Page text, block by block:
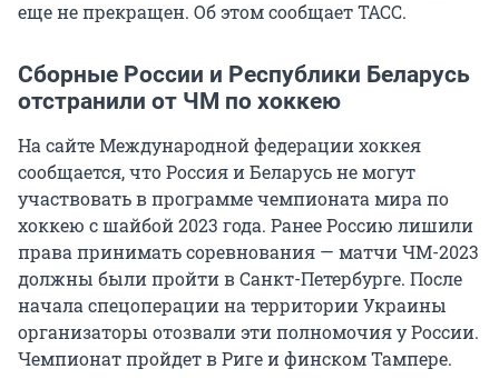
еще не прекращен. Об этом сообщает ТАСС.
Сборные России и Республики Беларусь
отстранили от ЧМ по хоккею
На сайте Международной федерации хоккея
сообщается, что Россия и Беларусь не могут
участвовать в программе чемпионата мира по
хоккею с шайбой 2023 года. Ранее Россию лишили
права принимать соревнования — матчи ЧМ-2023
должны были пройти в Санкт-Петербурге. После
начала спецоперации на территории Украины
организаторы отозвали эти полномочия у России.
Чемпионат пройдет в Риге и финском Тампере.